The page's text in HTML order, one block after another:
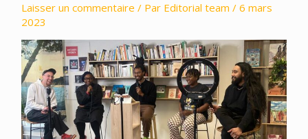
Laisser un commentaire / Par Editorial team / 6 mars
2023